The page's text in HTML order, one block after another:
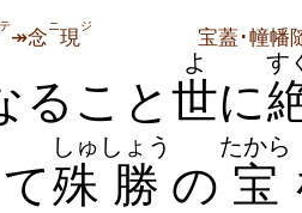
↠念 ニ現ジ 宝蓋･幢幡
ること 世
よ
に
す
殊
しゅ
勝
しょう
の 宝
たから